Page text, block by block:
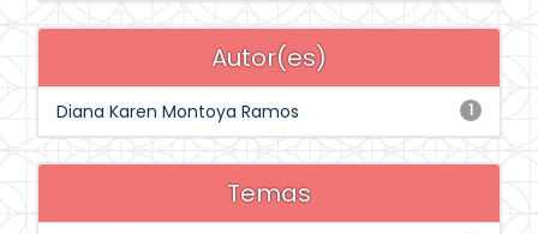
Autor(es)
1
Diana Karen Montoya Ramos
Temas